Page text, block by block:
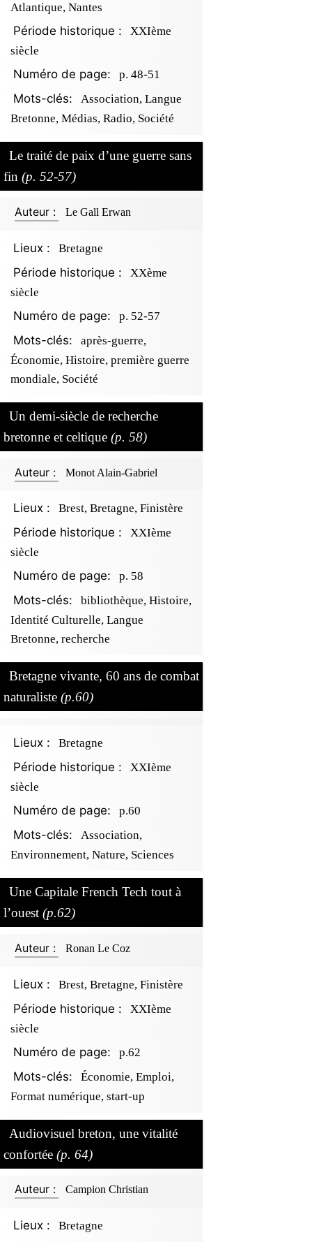
Atlantique, Nantes
Période historique :
XXIème
siècle
Numéro de page: p. 48-51
Mots-clés:
Association, Langue
Bretonne, Médias, Radio, Société
Le traité de paix d’une guerre sans
fin (p. 52-57)
Auteur : Le Gall Erwan
Lieux : Bretagne
Période historique :
XXème
siècle
Numéro de page: p. 52-57
Mots-clés:
après-guerre,
Économie, Histoire, première guerre
mondiale, Société
Un demi-siècle de recherche
bretonne et celtique (p. 58)
Auteur : Monot Alain-Gabriel
Lieux : Brest, Bretagne, Finistère
Période historique :
XXIème
siècle
Numéro de page: p. 58
Mots-clés:
bibliothèque, Histoire,
Identité Culturelle, Langue
Bretonne, recherche
Bretagne vivante, 60 ans de combat
naturaliste (p.60)
Lieux : Bretagne
Période historique :
XXIème
siècle
Numéro de page: p.60
Mots-clés:
Association,
Environnement, Nature, Sciences
Une Capitale French Tech tout à
l’ouest (p.62)
Auteur : Ronan Le Coz
Lieux : Brest, Bretagne, Finistère
Période historique :
XXIème
siècle
Numéro de page: p.62
Mots-clés:
Économie, Emploi,
Format numérique, start-up
Audiovisuel breton, une vitalité
confortée (p. 64)
Auteur : Campion Christian
Lieux : Bretagne